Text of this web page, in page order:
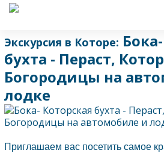
Экскурсия в Которе:
бухта - Пераст,
Богородицы на
лодке
Приглашаем вас посетить самое